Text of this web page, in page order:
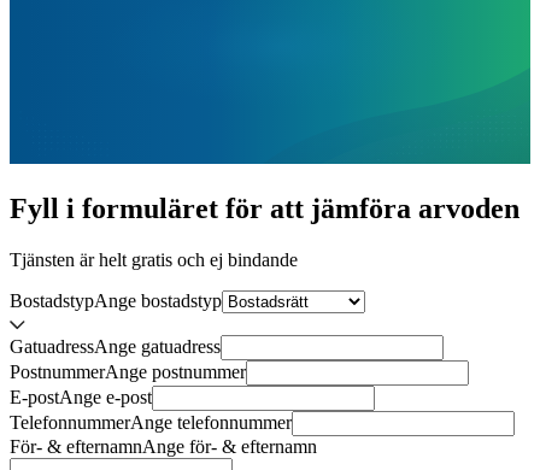
Fyll i formuläret för att jämföra arvoden
Tjänsten är helt gratis och ej bindande
BostadstypAnge bostadstyp
GatuadressAnge gatuadress
PostnummerAnge postnummer
E-postAnge e-post
TelefonnummerAnge telefonnummer
För- & efternamnAnge för- & efternamn